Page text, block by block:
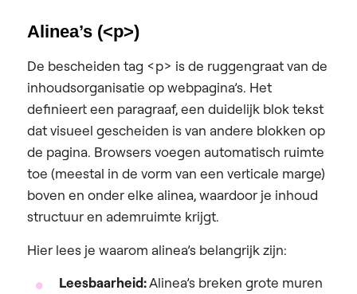
Alinea’s (<p>)
De bescheiden tag <p> is de ruggengraat van de
inhoudsorganisatie op webpagina’s. Het
definieert een paragraaf, een duidelijk blok tekst
dat visueel gescheiden is van andere blokken op
de pagina. Browsers voegen automatisch ruimte
toe (meestal in de vorm van een verticale marge)
boven en onder elke alinea, waardoor je inhoud
structuur en ademruimte krijgt.
Hier lees je waarom alinea’s belangrijk zijn:
Leesbaarheid:Alinea’s breken grote muren